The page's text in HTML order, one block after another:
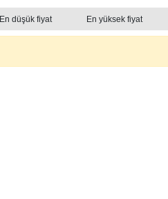
En düşük fiyat En yüksek fiyat